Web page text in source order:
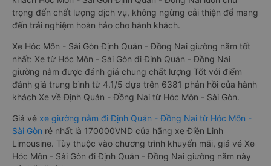
trọng đến chất lượng dịch vụ, không ngừng cải thiện để mang
đến trải nghiệm hoàn hảo cho hành khách.
Xe Hóc Môn - Sài Gòn Định Quán - Đồng Nai giường nằm tốt
nhất: Xe từ Hóc Môn - Sài Gòn đi Định Quán - Đồng Nai
giường nằm được đánh giá chung chất lượng Tốt với điểm
đánh giá trung bình từ 4.1/5 dựa trên 6381 phản hồi của hành
khách Xe về Định Quán - Đồng Nai từ Hóc Môn - Sài Gòn.
Giá vé xe giường nằm đi Định Quán - Đồng Nai từ Hóc Môn -
Sài Gòn rẻ nhất là 170000VND của hãng xe Điền Linh
Limousine. Tùy thuộc vào chương trình khuyến mãi, giá vé Xe
Hóc Môn - Sài Gòn đi Định Quán - Đồng Nai giường nằm này